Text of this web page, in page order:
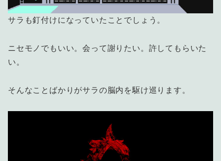
サラも釘付けになっていたことでしょう。
ニセモノでもいい。会って謝りたい。許してもらいた
い。
そんなことばかりがサラの脳内を駆け巡ります。